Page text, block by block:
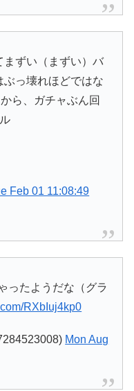
まずい（まずい）バ
ぶっ壊れほどではな
ら、ガチャぶん回
Feb 01 11:08:49
ったようだな（グラ
RXbIuj4kp0
Mon Aug